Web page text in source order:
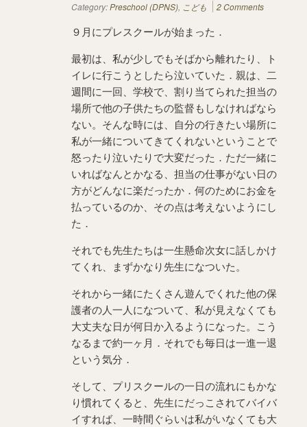
Category:Preschool (DPNS), こども 2 Comments
９月にプレスクールが始まった．
最初は、私が少しでもそばから離れたり、ト
イレに行こうとしたら泣いていた．親は、二
週間に一回、学校で、割り当てられた担当の
場所で他の子供たちの監督もしなければなら
ない。そんな時には、自分の行きたい場所に
私が一緒についてきてくれないということで
怒ったり泣いたりで大変だった．ただ一緒に
いればなんとかなる、担当の仕事がない日の
方がどんなに楽だったか．何のためにお金を
払っているのか、その点は考えないようにし
た．
それでも先生たちは一生懸命次女に話しかけ
てくれ、まずかなり先生になついた。
それから一緒にたくさん遊んでくれた他の保
護者の人一人になついて、私が見えなくても
大丈夫な日が何日か入るようになった。こう
なるまで約一ヶ月．それでも毎日は一進一退
という気分．
そして、プリスクールの一日の流れにもかな
り慣れてくると、先生にだっこされてバイバ
イすれば、一時間ぐらいは私がいなくても大